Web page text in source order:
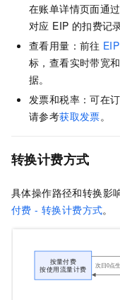
在账单详情页面通
对应 EIP 的扣费记录
查看用量：前往 EIP
标，查看实时带宽
据。
发票和税率：可在
请参考获取发票。
转换计费方式
具体操作路径和转换影
付费 - 转换计费方式。